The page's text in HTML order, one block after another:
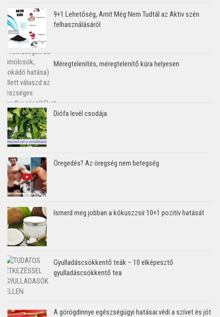
9+1 Lehetőség, Amit Még Nem Tudtál az Aktiv szén
felhasználásáról
Méregtelenítés, méregtelenítő kúra helyesen
Diófa levél csodája
Öregedés? Az öregség nem betegség
Ismerd meg jobban a kókuszzsír 10+1 pozitív hatását
Gyulladáscsökkentő teák – 10 elképesztő
gyulladáscsökkentő tea
A görögdinnye egészségügyi hatásai:védi a szívet és jót